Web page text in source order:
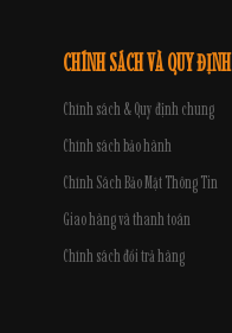
CHÍNH SÁCH VÀ QUY ĐỊNH
Chính sách & Quy định chung
Chính sách bảo hành
Chính Sách Bảo Mật Thông Tin
Giao hàng và thanh toán
Chính sách đổi trả hàng